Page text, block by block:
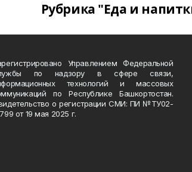
Рубрика "Еда и
Управлением Федеральной
по надзору в сфере связи,
технологий и массовых
по Республике Башкортостан.
о регистрации СМИ: ПИ №ТУ02-
от 19 мая 2025 г.